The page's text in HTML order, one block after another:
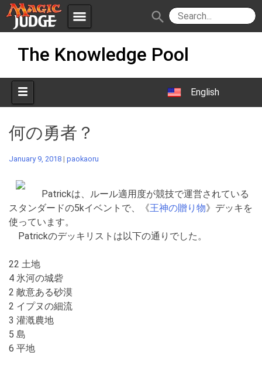
menu
Apps JudgeApps
Forum
Judges
Policies IPG
JAR
search
The Knowledge Pool
English
何の勇者？
January 9, 2018 | paokaoru
Patrickは、ルール適用度が競技で運営されている
スタンダードの5kイベントで、《王神の贈り物》デッキを
使っています。
Patrickのデッキリストは以下の通りでした。
22 土地
4 氷河の城砦
2 敵意ある砂漠
2 イプヌの細流
3 灌漑農地
5 島
6 平地